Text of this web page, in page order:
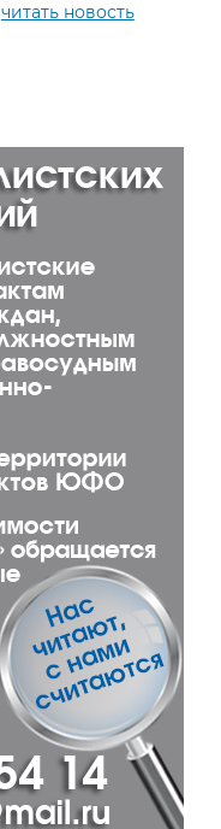
читать новость